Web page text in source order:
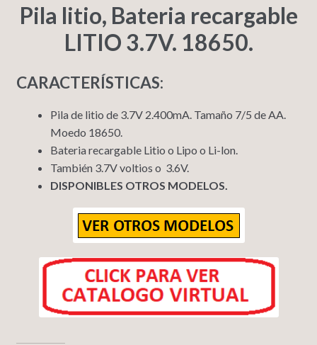
Pila litio, Bateria recargable
LITIO 3.7V. 18650.
CARACTERÍSTICAS:
Pila de litio de 3.7V 2.400mA. Tamaño 7/5 de AA.
Moedo 18650.
Bateria recargable Litio o Lipo o Li-lon.
También 3.7V voltios o 3.6V.
DISPONIBLES OTROS MODELOS.